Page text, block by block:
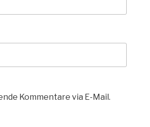
Kommentare via E-Mail.